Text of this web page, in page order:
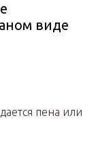
виде
пена или